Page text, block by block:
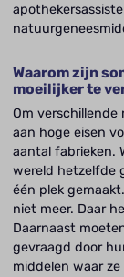
Waarom zijn
moeilijker te
Om
aan hoge eisen
aantal fabrieken.
wereld hetzelfde
één plek
niet meer. Daar
Daarnaast
gevraagd door
middelen waar